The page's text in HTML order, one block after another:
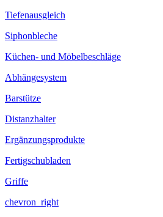
Tiefenausgleich
Siphonbleche
Küchen- und Möbelbeschläge
Abhängesystem
Barstütze
Distanzhalter
Ergänzungsprodukte
Fertigschubladen
Griffe
chevron_right